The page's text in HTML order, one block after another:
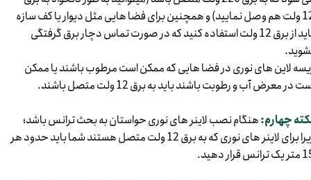
12 ولت هم وصل نمایید) و همچنین برای فضا هایی مثل دیوار یا کف سازه
باید از برق 12 ولت استفاده کنید که در صورت تماس دچار برق گرفتگی
لاین های نوری در فضا هایی که ممکن است مرطوب باشند یا ممکن
در معرض آب و رطوبت باشند باید به برق 12 ولت متصل باشند.
چهارم:هنگام نصب لاینر های نوری حواستان به بحث ترانس باشد؛
زیرا برای لاینر های نوری که به برق 12 ولت متصل هستند شما باید حدود هر
قرار دهید.